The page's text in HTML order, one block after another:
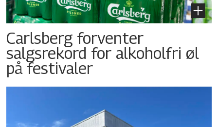
Carlsberg forventer
salgsrekord for alkoholfri øl
på festivaler